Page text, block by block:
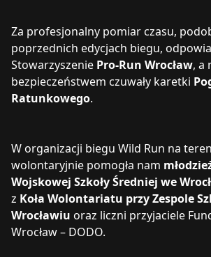
Za profesjonalny pomiar czasu,
poprzednich edycjach biegu,
Stowarzyszenie Pro-Run Wrocław, a
bezpieczeństwem czuwały karetki
Ratunkowego.
W organizacji biegu Wild Run na
wolontaryjnie pomogła nam
Wojskowej Szkoły Średniej we
z Koła Wolontariatu przy Zespole
Wrocławiu oraz liczni przyjaciele
Wrocław – DODO.